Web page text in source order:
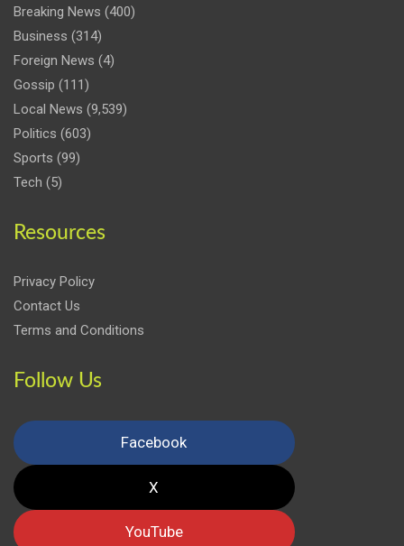
Breaking News (400)
Business (314)
Foreign News (4)
Gossip (111)
Local News (9,539)
Politics (603)
Sports (99)
Tech (5)
Resources
Privacy Policy
Contact Us
Terms and Conditions
Follow Us
Facebook
X
YouTube